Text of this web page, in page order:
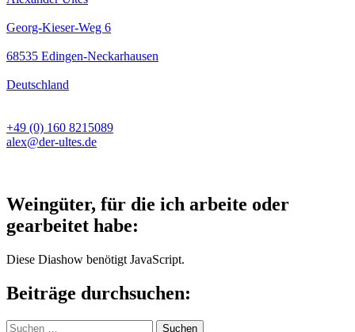
Georg-Kieser-Weg 6
68535 Edingen-Neckarhausen
Deutschland
+49 (0) 160 8215089
alex@der-ultes.de
Weingüter, für die ich arbeite oder
gearbeitet habe:
Diese Diashow benötigt JavaScript.
Beiträge durchsuchen:
Suchen